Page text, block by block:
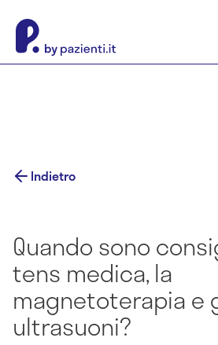
Indietro
Quando sono
tens medica, la
magnetoterapia e
ultrasuoni?